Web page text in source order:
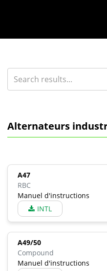
Alternateurs
A47
RBC
Manuel d'instructions
INTL
A49/50
Compound
Manuel d'instructions